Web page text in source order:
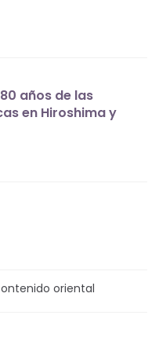
años de las
en Hiroshima y
oriental